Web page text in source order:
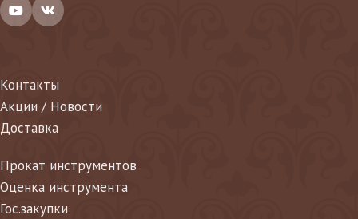
Контакты
Акции / Новости
Доставка
Прокат инструментов
Оценка инструмента
Гос.закупки